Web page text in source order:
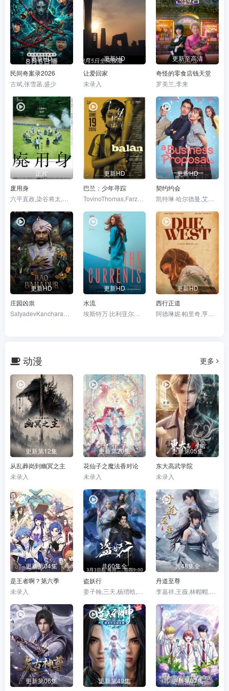
更新HD
民间奇案录2026
古斌,张雪菡,盛少
更新HD
让爱回家
未录入
更新至高清
奇怪的零食店钱天堂
罗美兰,李来
正片
废用身
更新HD
巴兰：少年寻踪
TovinoThomas,FarzanaPalathingal,AbhiramRadhakrishnan
更新HD
契约约会
更新HD
庄园凶祟
更新HD
水流
埃斯特万·比利亚尔迪,伊莎贝尔·艾梅·冈萨蕾斯-索拉,萨拉·贝西奥,雅兹明·卡巴洛,艾玛·法约·杜阿尔特,埃内斯蒂娜·加蒂,克劳迪娅·桑切丝
更新HD
西行正道
动漫 更多
更新第12集
从乱葬岗到幽冥之主
未录入
更新第20集
花仙子之魔法香对论
未录入
更新第05集
东大高武学院
未录入
更新第04集
是王者啊？第六季
未录入
共60集全
盗妖行
共48集全
丹道至尊
更新第06集
更新第49集
更新第07集